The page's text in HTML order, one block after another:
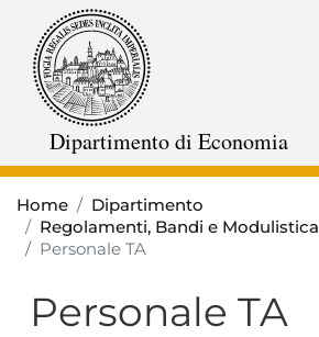
Dipartimento di Economia
Home
Dipartimento
Regolamenti, Bandi e Modulistica
Personale TA
Personale TA